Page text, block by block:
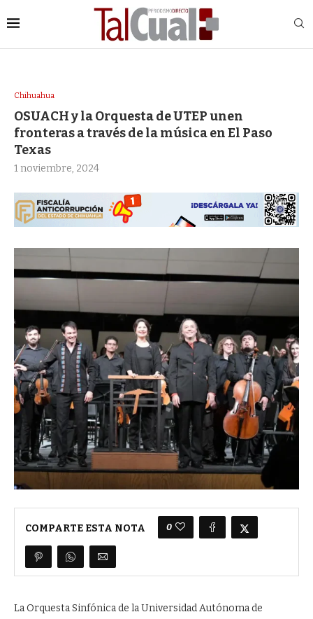
Chihuahua
OSUACH y la Orquesta de UTEP unen
fronteras a través de la música en El Paso
Texas
1 noviembre, 2024
COMPARTE ESTA NOTA 0
La Orquesta Sinfónica de la Universidad Autónoma de